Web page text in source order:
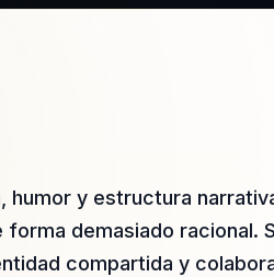
humor y estructura
demasiado racional.
compartida y